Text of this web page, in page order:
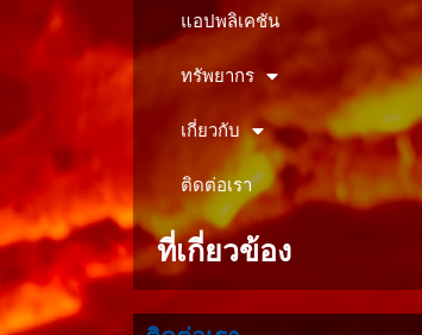
แอปพลิเคชัน
ทรัพยากร
เกี่ยวกับ
ติดต่อเรา
ที่เกี่ยวข้อง